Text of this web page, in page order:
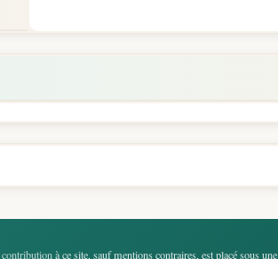
contributionà ce site, sauf mentions contraires, est placé sous une